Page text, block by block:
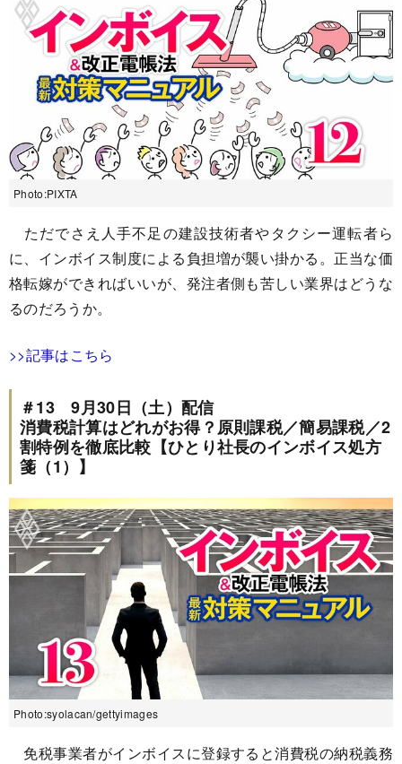
Photo:PIXTA
ただでさえ人手不足の建設技術者やタクシー運転者ら
に、インボイス制度による負担増が襲い掛かる。正当な価
格転嫁ができればいいが、発注者側も苦しい業界はどうな
るのだろうか。
>>記事はこちら
＃13 9月30日（土）配信
消費税計算はどれがお得？原則課税／簡易課税／2
割特例を徹底比較【ひとり社長のインボイス処方
箋（1）】
Photo:syolacan/gettyimages
免税事業者がインボイスに登録すると消費税の納税義務